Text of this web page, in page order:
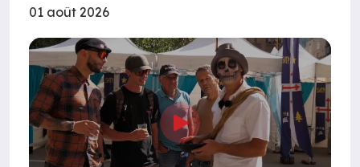
01 août 2026